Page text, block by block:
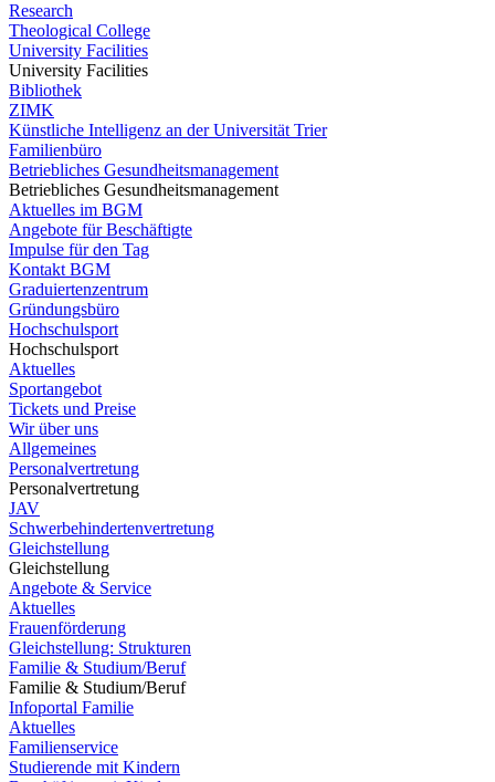
Research
Theological College
University Facilities
University Facilities
Bibliothek
ZIMK
Künstliche Intelligenz an der Universität Trier
Familienbüro
Betriebliches Gesundheitsmanagement
Betriebliches Gesundheitsmanagement
Aktuelles im BGM
Angebote für Beschäftigte
Impulse für den Tag
Kontakt BGM
Graduiertenzentrum
Gründungsbüro
Hochschulsport
Hochschulsport
Aktuelles
Sportangebot
Tickets und Preise
Wir über uns
Allgemeines
Personalvertretung
Personalvertretung
JAV
Schwerbehindertenvertretung
Gleichstellung
Gleichstellung
Angebote & Service
Aktuelles
Frauenförderung
Gleichstellung: Strukturen
Familie & Studium/Beruf
Familie & Studium/Beruf
Infoportal Familie
Aktuelles
Familienservice
Studierende mit Kindern